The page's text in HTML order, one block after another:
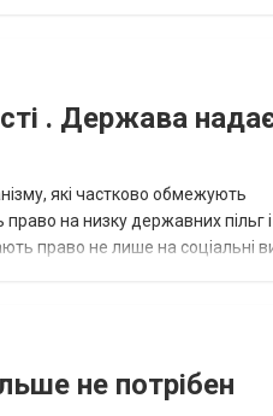
. Держава
які частково обмежують
на низку державних пільг
право не лише на соціальні
не потрібен